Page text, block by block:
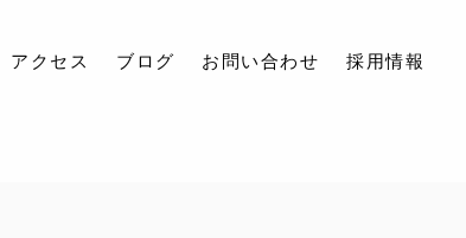
アクセス ブログ お問い合わせ 採用情報